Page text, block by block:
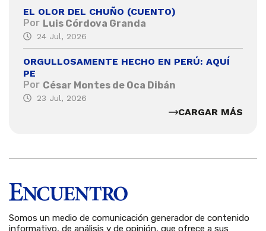
EL OLOR DEL CHUÑO (CUENTO)
Por Luis Córdova Granda
24 Jul, 2026
ORGULLOSAMENTE HECHO EN PERÚ: AQUÍ
PE
Por César Montes de Oca Dibán
23 Jul, 2026
CARGAR MÁS
Somos un medio de comunicación generador de contenido
informativo, de análisis y de opinión, que ofrece a sus